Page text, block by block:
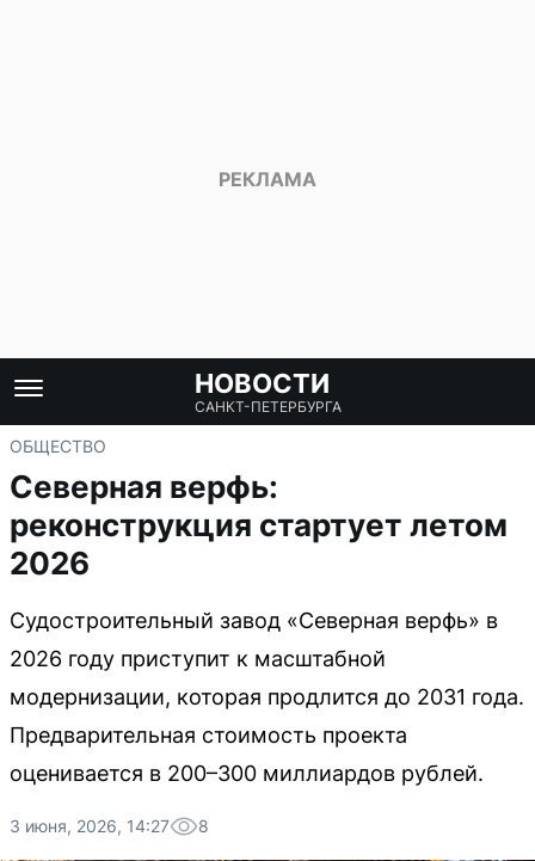
НОВОСТИ
САНКТ-ПЕТЕРБУРГА
ОБЩЕСТВО
Северная верфь:
реконструкция стартует летом
2026
Судостроительный завод «Северная верфь» в
2026 году приступит к масштабной
модернизации, которая продлится до 2031 года.
Предварительная стоимость проекта
оценивается в 200–300 миллиардов рублей.
3 июня, 2026, 14:27 8